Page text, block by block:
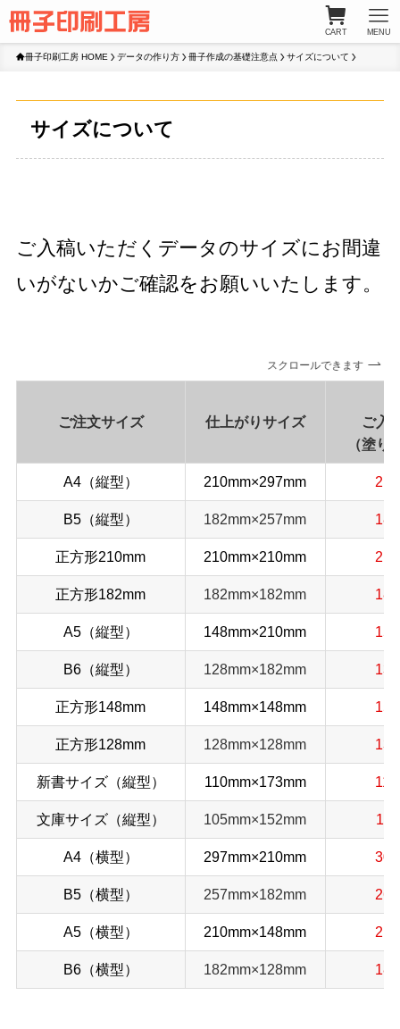
CART MENU
冊子印刷工房 HOME データの作り方 冊子作成の基礎注意点 サイズについて
サイズについて
ご入稿いただくデータのサイズにお間違
いがないかご確認をお願いいたします。
スクロールできます
ご注文サイズ 仕上がりサイズ
ご入
（塗り
A4（縦型） 210mm×297mm
B5（縦型） 182mm×257mm
正方形210mm 210mm×210mm
正方形182mm 182mm×182mm
A5（縦型） 148mm×210mm
B6（縦型） 128mm×182mm
正方形148mm 148mm×148mm
正方形128mm 128mm×128mm
新書サイズ（縦型） 110mm×173mm
文庫サイズ（縦型） 105mm×152mm
A4（横型） 297mm×210mm
B5（横型） 257mm×182mm
A5（横型） 210mm×148mm
B6（横型） 182mm×128mm